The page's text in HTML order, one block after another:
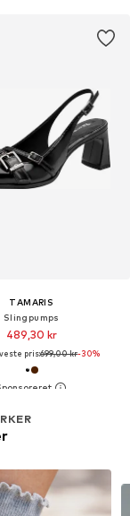
TAMARIS
Slingpumps
489,30 kr
pris:699,00 kr-30%